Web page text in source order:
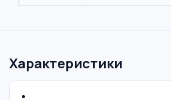
Характеристики